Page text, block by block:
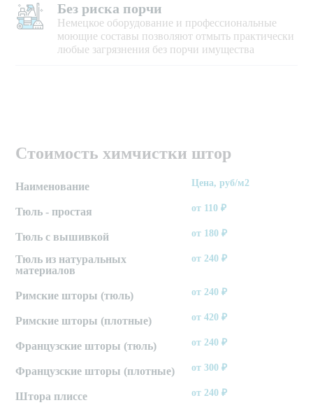
Без риска порчи
Немецкое оборудование и профессиональные
моющие составы позволяют отмыть практически
любые загрязнения без порчи имущества
Стоимость химчистки штор
Наименование Цена, руб/м2
Тюль - простая от 110 ₽
Тюль с вышивкой от 180 ₽
Тюль из натуральных
материалов
от 240 ₽
Римские шторы (тюль) от 240 ₽
Римские шторы (плотные) от 420 ₽
Французские шторы (тюль) от 240 ₽
Французские шторы (плотные) от 300 ₽
Штора плиссе от 240 ₽